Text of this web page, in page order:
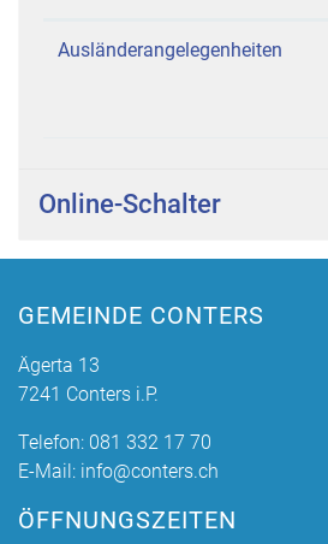
Ausländerangelegenheiten
Online-Schalter
GEMEINDE CONTERS
Ägerta 13
7241 Conters i.P.
Telefon: 081 332 17 70
E-Mail: info@conters.ch
ÖFFNUNGSZEITEN